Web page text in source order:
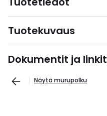
Tuotekuvaus
Dokumentit ja linkit
Näytä murupolku